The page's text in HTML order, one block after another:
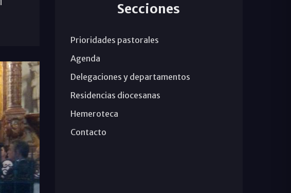
Secciones
Prioridades pastorales
Agenda
Delegaciones y departamentos
Residencias diocesanas
Hemeroteca
Contacto